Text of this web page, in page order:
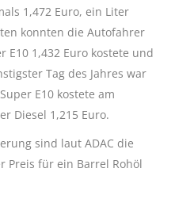
1,472 Euro, ein Liter
konnten die Autofahrer
E10 1,432 Euro kostete und
Tag des Jahres war
E10 kostete am
Diesel 1,215 Euro.
sind laut ADAC die
Preis für ein Barrel Rohöl